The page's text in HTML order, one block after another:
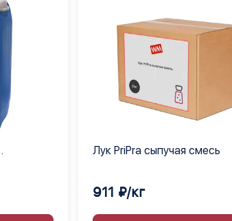
Лук PriPra сыпучая смесь
911 ₽/кг